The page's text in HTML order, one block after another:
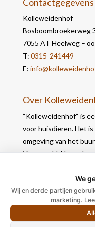
Kolleweidenhof
Bosboombroekerweg
7055 AT Heelweg –
T: 0315-241449
E:
Over
“Kolleweidenhof“ is
voor huisdieren. Het
omgeving van het
Varsseveld. Het
werkruimte, 2
afscheid kunt nemen.
We
Wij en derde partijen
marketing.